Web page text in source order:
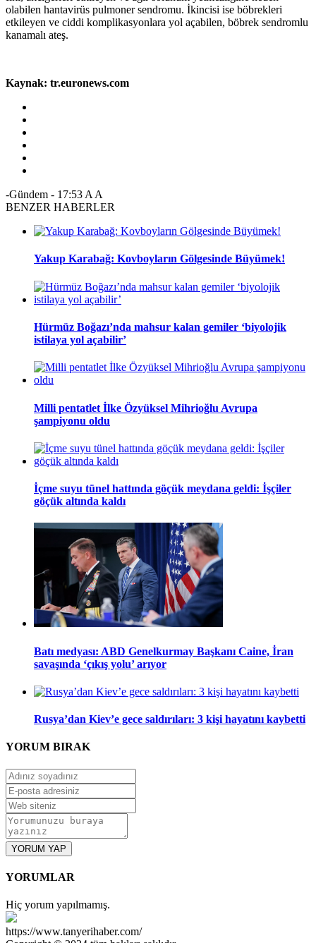
olabilen hantavirüs pulmoner sendromu. İkincisi ise böbrekleri
etkileyen ve ciddi komplikasyonlara yol açabilen, böbrek sendromlu
kanamalı ateş.
Kaynak: tr.euronews.com
-Gündem - 17:53 A A
BENZER HABERLER
Yakup Karabağ: Kovboyların Gölgesinde Büyümek!
Hürmüz Boğazı’nda mahsur kalan gemiler ‘biyolojik
istilaya yol açabilir’
Milli pentatlet İlke Özyüksel Mihrioğlu Avrupa
şampiyonu oldu
İçme suyu tünel hattında göçük meydana geldi: İşçiler
göçük altında kaldı
Batı medyası: ABD Genelkurmay Başkanı Caine, İran
savaşında ‘çıkış yolu’ arıyor
Rusya’dan Kiev’e gece saldırıları: 3 kişi hayatını kaybetti
YORUM BIRAK
YORUM YAP
YORUMLAR
Hiç yorum yapılmamış.
https://www.tanyerihaber.com/